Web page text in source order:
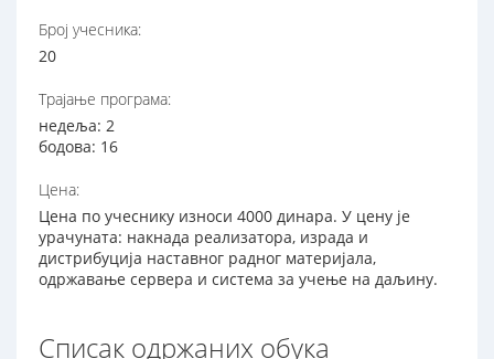
Број учесника:
20
Трајање програма:
недеља: 2
бодова: 16
Цена:
Цена по учеснику износи 4000 динара. У цену је
урачуната: накнада реализатора, израда и
дистрибуција наставног радног материјала,
одржавање сервера и система за учење на даљину.
Списак одржаних обука